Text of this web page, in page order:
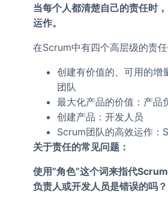
当每个人都清楚自己的责任时
运作。
在Scrum中有四个高层级的责任
创建有价值的、可用的增
团队
最大化产品的价值：产品
创建产品：开发人员
Scrum团队的高效运作：
关于责任的常见问题：
使用”角色”这个词来指代
负责人或开发人员是错误的吗？